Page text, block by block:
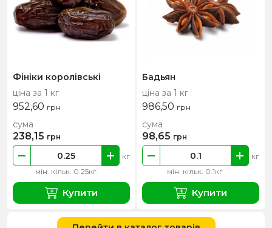
Фініки королівські
ціна за 1 кг
952,60 грн
мін. кільк. 0.25кг
кг
сума
238,15 грн
Купити
Бадьян
ціна за 1 кг
986,50 грн
мін. кільк. 0.1кг
кг
сума
98,65 грн
Купити